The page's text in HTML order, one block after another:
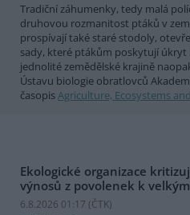
Tradiční záhumenky, tedy malá
druhovou rozmanitost ptáků v
prospívají také staré stodoly,
sady, které ptákům poskytují úkryt
jednolité zemědělské krajině
Ústavu biologie obratlovců
časopisAgriculture, Ecosystems
Ekologické organizace
výnosů z povolenek k
6.8.2026 01:17 (ČTK)